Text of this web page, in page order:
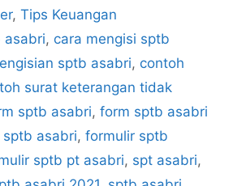
,Tips Keuangan
asabri, cara mengisi sptb
sptb asabri, contoh
surat keterangan tidak
sptb asabri, form sptb asabri
asabri, formulir sptb
sptb pt asabri, spt asabri,